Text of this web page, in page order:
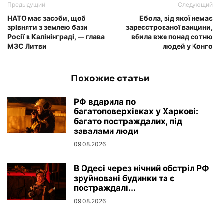
Предыдущий
НАТО має засоби, щоб
зрівняти з землею бази
Росії в Калінінграді, — глава
МЗС Литви
Следующий
Ебола, від якої немає
зареєстрованої вакцини,
вбила вже понад сотню
людей у Конго
Похожие статьи
РФ вдарила по
багатоповерхівках у Харкові:
багато постраждалих, під
завалами люди
09.08.2026
В Одесі через нічний обстріл РФ
зруйновані будинки та є
постраждалі...
09.08.2026